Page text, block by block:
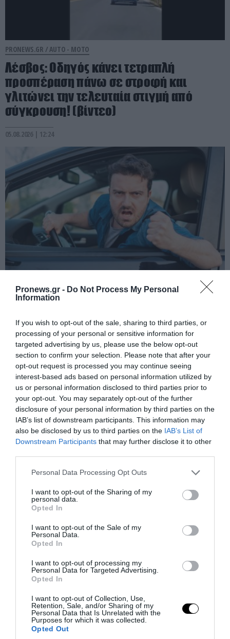
Pronews.gr - Do Not Process My Personal
Information
If you wish to opt-out of the sale, sharing to third parties, or
processing of your personal or sensitive information for
targeted advertising by us, please use the below opt-out
section to confirm your selection. Please note that after your
opt-out request is processed you may continue seeing
interest-based ads based on personal information utilized by
us or personal information disclosed to third parties prior to
your opt-out. You may separately opt-out of the further
disclosure of your personal information by third parties on the
IAB’s list of downstream participants. This information may
also be disclosed by us to third parties on the IAB’s List of
Downstream Participants that may further disclose it to other
Please note that this website/app uses one or more Google
not limited to your visit or usage behaviour. You may click to
grant or deny consent to Google and its third-party tags to
use your data for below specified purposes in below Google
consent section.
Personal Data Processing Opt Outs
I want to opt-out of the Sharing of my
personal data.
Opted In
I want to opt-out of the Sale of my
Personal Data.
Opted In
I want to opt-out of processing my
Personal Data for Targeted Advertising.
Opted In
I want to opt-out of Collection, Use,
Retention, Sale, and/or Sharing of my
Personal Data that Is Unrelated with the
Purposes for which it was collected.
Opted Out
PRONEWS.GR /AUTO - MOTO
Λέσβος: Οδηγός κάνει τετραπλή
προσπέραση πάνω σε στροφή και
γλιτώνει την τελευταία στιγμή από
σύγκρουση! (βίντεο)
05.08.2026 | 12:24
Τα «γαλλικά» πίσω από το τιμόνι
και για πόσες μέρες θα «χάσετε» το
δίπλωμά σας
05.08.2026 | 10:29
PRONEWS.GR /AUTO - MOTO
Τα αυτοκίνητα που σχεδιάστηκαν για να
μην κυκλοφορήσουν ποτέ στους
δρόμους
04.08.2026 | 13:58